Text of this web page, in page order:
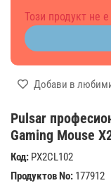
Pulsar
Gaming Mouse
Код: PX2CL102
Продуктов No: 177912
Този продукт не
Добави в